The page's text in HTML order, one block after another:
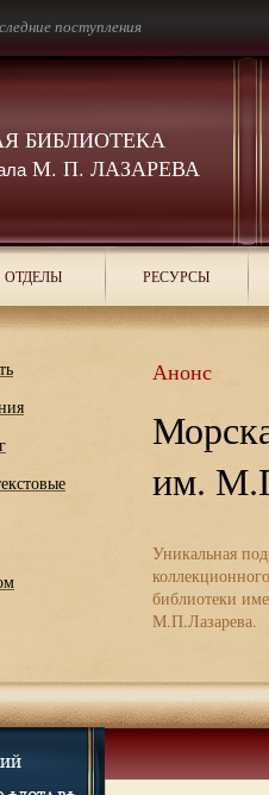
БИБЛИОТЕКА
М. П. ЛАЗАРЕВА
поступления
ОТДЕЛЫ РЕСУРСЫ
Анонс
им.
Уникальная
библиотеки
М.П.Лазарева.